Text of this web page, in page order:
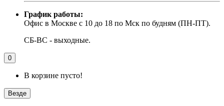
График работы:
Офис в Москве с 10 до 18 по Мск по будням (ПН-ПТ).
СБ-ВС - выходные.
0
В корзине пусто!
Везде